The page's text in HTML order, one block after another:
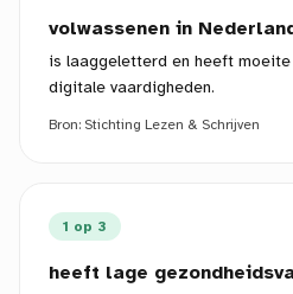
volwassenen in
is laaggeletterd en heeft
digitale vaardigheden.
Bron: Stichting Lezen & Schrijven
1 op 3
heeft lage